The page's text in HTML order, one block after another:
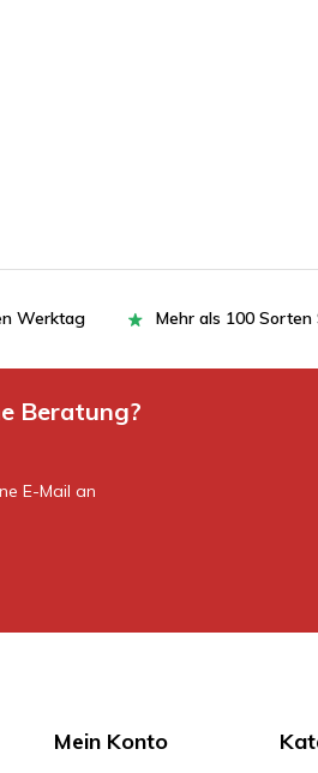
Werktag Mehr als 100 Sorten
Beratung?
E-Mail an
Mein Konto